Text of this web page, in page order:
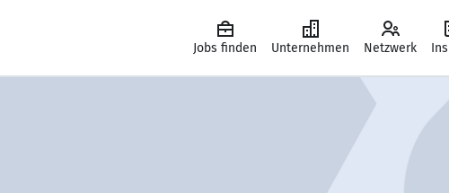
Jobs finden Unternehmen Netzwerk